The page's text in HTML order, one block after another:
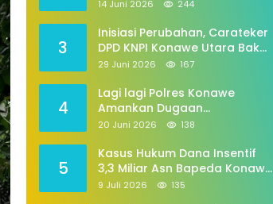
14 Juni 2026 244
3
Inisiasi Perubahan, Carateker
DPD KNPI Konawe Utara Bakal
Gelar Diskusi Pemuda
29 Juni 2026 167
4
Lagi lagi Polres Konawe
Amankan Dugaan
Penyalahgunaan,tabung Gas
20 Juni 2026 138
5
Kasus Hukum Dana Insentif
3,3 Miliar Asn Bapeda Konawe
Jalani pemeriksaan Di
9 Juli 2026 135